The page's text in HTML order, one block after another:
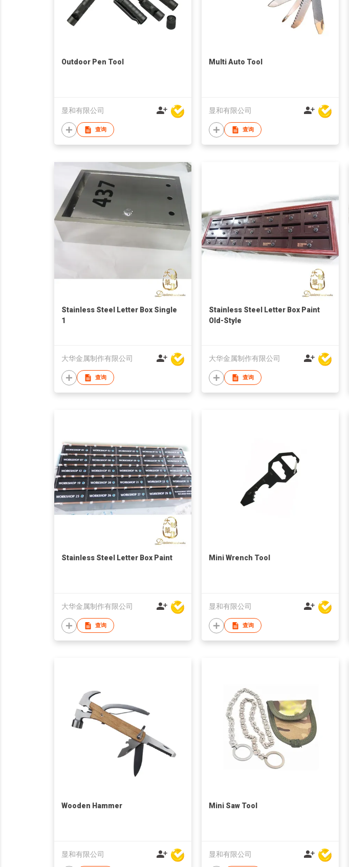
Outdoor Pen Tool
显和有限公司
查询
Multi Auto Tool
显和有限公司
查询
Stainless Steel Letter Box Single
1
大华金属制作有限公司
查询
Stainless Steel Letter Box Paint
Old-Style
大华金属制作有限公司
查询
Stainless Steel Letter Box Paint
大华金属制作有限公司
查询
Mini Wrench Tool
显和有限公司
查询
Wooden Hammer
显和有限公司
Mini Saw Tool
显和有限公司